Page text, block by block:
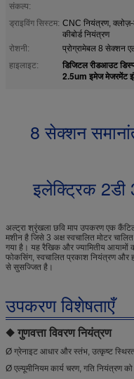
संकल्प:
ड्राइविंग सिस्टम: CNC नियंत्रण, क्लोज़-
कीबोर्ड नियंत्रण
रोशनी:
प्रोग्रामेबल 8 सेक्शन
हाइलाइट:
डिजिटल रीडआउट
2.5um इमेज मेजरमेंट
8 सेक्शन
इलेक्ट्रिक
अल्ट्रा श्रृंखला छवि माप उपकरण एक
मशीन है जिसे 3 अक्ष स्वचालित मोटर
गया है। यह रैखिक और ज्यामितीय
फोकसिंग, स्वचालित प्रकाश नियंत्रण और
से सुसज्जित है।
उपकरण विशेषताएँ
◆ गुणवत्ता विवरण नियंत्रण
Ø ग्रेनाइट आधार और स्तंभ, उत्कृष्ट
Ø एल्यूमीनियम कार्य चरण, गति नियंत्रण